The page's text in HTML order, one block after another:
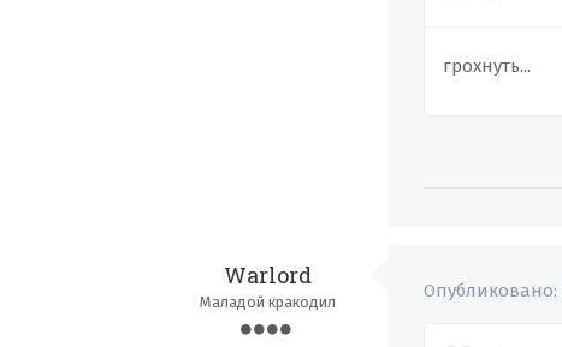
грохнуть...
Warlord
Маладой кракодил
Опубликовано: